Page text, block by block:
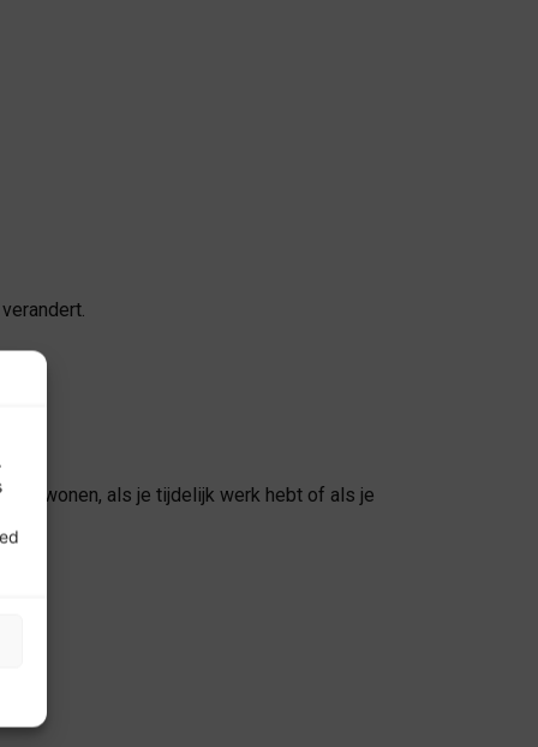
wonen, als je tijdelijk werk hebt of als je